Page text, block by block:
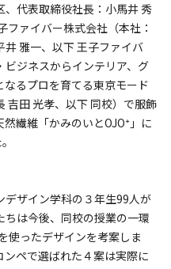
代表取締役社長：小馬井 秀
ファイバー株式会社（本社：
雅一、以下 王子ファイバ
ジネスからインテリア、グ
るプロを育てる東京モード
吉田 光孝、以下 同校）で服飾
繊維「かみのいとOJO⁺」に
デザイン学科の３年生99人が
は今後、同校の授業の一環
使ったデザインを考案しま
ペで選ばれた４案は実際に